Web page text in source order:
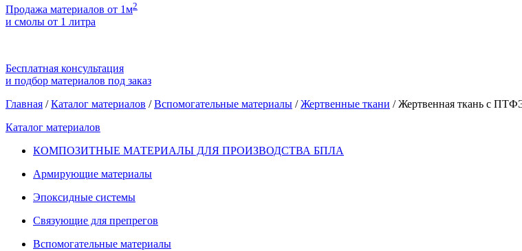
Продажа материалов от 1м2
и смолы от 1 литра
Бесплатная консультация
и подбор материалов под заказ
Главная / Каталог материалов / Вспомогательные материалы / Жертвенные ткани /Жертвенная ткань с
Каталог материалов
КОМПОЗИТНЫЕ МАТЕРИАЛЫ ДЛЯ ПРОИЗВОДСТВА БПЛА
Армирующие материалы
Эпоксидные системы
Связующие для препрегов
Вспомогательные материалы